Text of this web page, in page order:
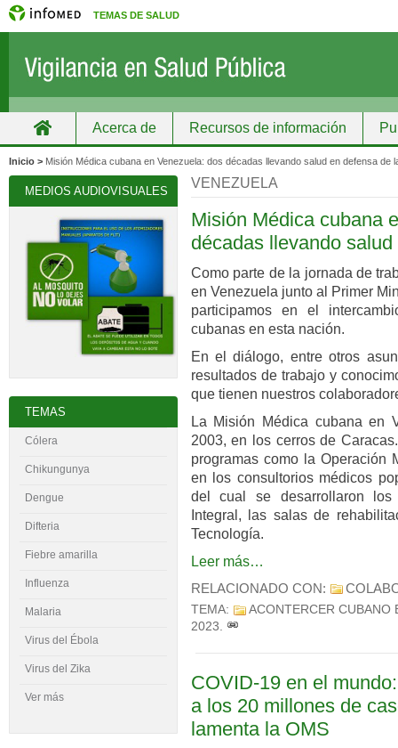
TEMAS DE SALUD
Acerca de Recursos de información
Grupos Recursos de información
Inicio > Misión Médica cubana en Venezuela: dos décadas llevando salud en defensa de
VENEZUELA
Misión Médica cubana
décadas llevando
Como parte de la jornada de
en Venezuela junto al Primer
participamos en el
cubanas en esta nación.
En el diálogo, entre otros
resultados de trabajo y
que tienen nuestros
La Misión Médica cubana en
2003, en los cerros de
programas como la Operación
en los consultorios médicos
del cual se desarrollaron los
Integral, las salas de
Tecnología.
Leer más…
RELACIONADO CON:
TEMA:
ACONTERCER CUBANO
2023.
COVID-19 en el
a los 20 millones de
lamenta la OMS
MEDIOS AUDIOVISUALES
TEMAS
Cólera
Chikungunya
Dengue
Difteria
Fiebre amarilla
Influenza
Malaria
Virus del Ébola
Virus del Zika
Ver más